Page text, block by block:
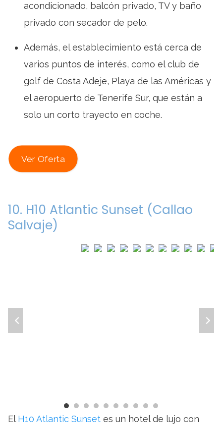
acondicionado, balcón privado, TV y baño
privado con secador de pelo.
Además, el establecimiento está cerca de
varios puntos de interés, como el club de
golf de Costa Adeje, Playa de las Américas y
el aeropuerto de Tenerife Sur, que están a
solo un corto trayecto en coche.
Ver Oferta
10. H10 Atlantic Sunset (Callao
Salvaje)
ElH10 Atlantic Sunset es un hotel de lujo con